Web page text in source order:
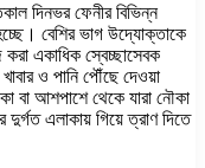
দিনভর ফেনীর বিভিন্ন
বেশির ভাগ উদ্যোক্তাকে
করা একাধিক স্বেচ্ছাসেবক
ও পানি পৌঁছে দেওয়া
বা আশপাশে থেকে যারা নৌকা
এলাকায় গিয়ে ত্রাণ দিতে